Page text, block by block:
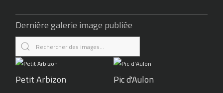
Dernière galerie image publiée
Petit Arbizon Pic d'Aulon